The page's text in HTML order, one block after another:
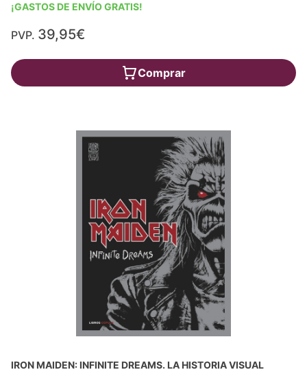
¡GASTOS DE ENVÍO GRATIS!
PVP. 39,95€
Comprar
IRON MAIDEN: INFINITE DREAMS. LA HISTORIA VISUAL